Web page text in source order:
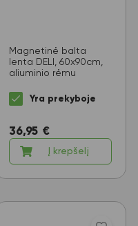
Magnetinė balta
lenta DELI, 60x90cm,
aliuminio rėmu
Yra prekyboje
36,95 €
Į krepšelį